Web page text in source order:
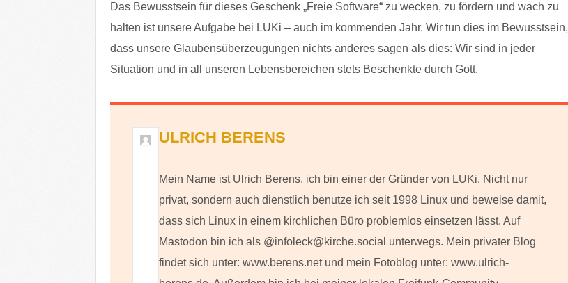
Das Bewusstsein für dieses Geschenk „Freie Software“ zu wecken, zu fördern und wach zu
halten ist unsere Aufgabe bei LUKi – auch im kommenden Jahr. Wir tun dies im Bewusstsein,
dass unsere Glaubensüberzeugungen nichts anderes sagen als dies: Wir sind in jeder
Situation und in all unseren Lebensbereichen stets Beschenkte durch Gott.
ULRICH BERENS
Mein Name ist Ulrich Berens, ich bin einer der Gründer von LUKi. Nicht nur
privat, sondern auch dienstlich benutze ich seit 1998 Linux und beweise damit,
dass sich Linux in einem kirchlichen Büro problemlos einsetzen lässt. Auf
Mastodon bin ich als @infoleck@kirche.social unterwegs. Mein privater Blog
findet sich unter: www.berens.net und mein Fotoblog unter: www.ulrich-